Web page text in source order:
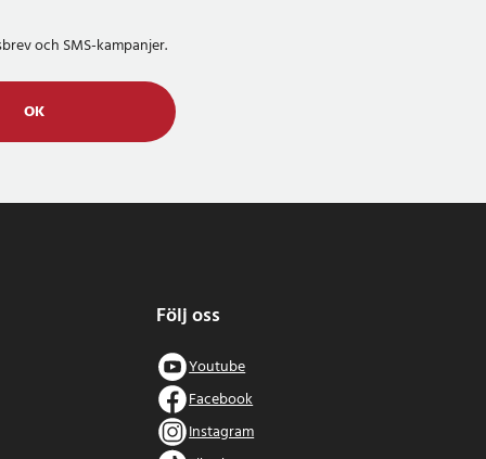
och SMS-kampanjer.
OK
Följ oss
Youtube
Facebook
Instagram